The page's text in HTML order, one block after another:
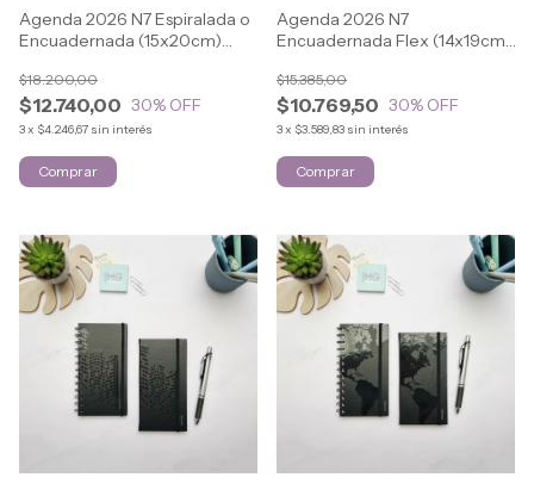
Agenda 2026 N7 Espiralada o
Encuadernada (15x20cm)
$12.740,00
$18.200,00
30% OFF
3x $4.246,67 sin interés
Comprar
Agenda 2026 N7
Encuadernada Flex (14x19cm)
$10.769,50
$15.385,00
30% OFF
3x $3.589,83 sin interés
Comprar